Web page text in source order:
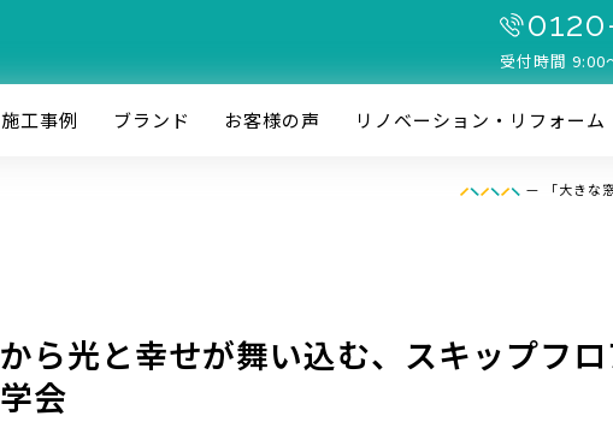
受付時間 9:00
施⼯事例 ブランド お客様の声 リノベーション・リフォーム
— 「大き
から光と幸せが舞い込む、スキップフ
会